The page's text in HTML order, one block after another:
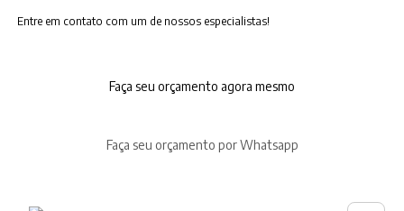
Entre em contato com um de nossos especialistas!
Faça seu orçamento agora mesmo
Faça seu orçamento por Whatsapp